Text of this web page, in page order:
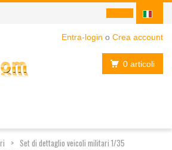
Entra-login o Crea account
0 articoli
Set di dettaglio veicoli militari 1/35